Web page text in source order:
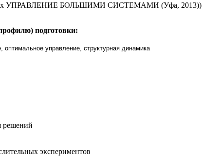
УПРАВЛЕНИЕ БОЛЬШИМИ СИСТЕМАМИ (Уфа, 2013))
подготовки:
оптимальное управление, структурная динамика
решений
экспериментов